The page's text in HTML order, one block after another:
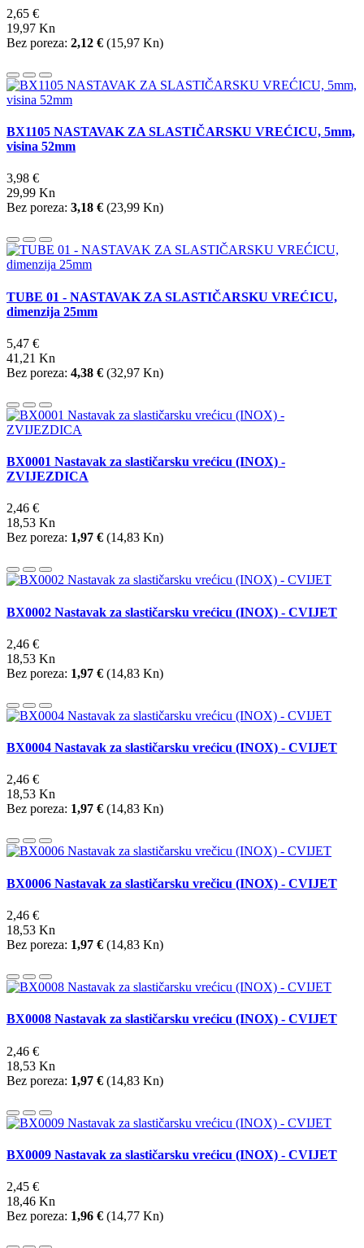
2,65 €
19,97 Kn
Bez poreza: 2,12 € (15,97 Kn)
BX1105 NASTAVAK ZA SLASTIČARSKU VREĆICU, 5mm,
visina 52mm
3,98 €
29,99 Kn
Bez poreza: 3,18 € (23,99 Kn)
TUBE 01 - NASTAVAK ZA SLASTIČARSKU VREĆICU,
dimenzija 25mm
5,47 €
41,21 Kn
Bez poreza: 4,38 € (32,97 Kn)
BX0001 Nastavak za slastičarsku vrećicu (INOX) -
ZVIJEZDICA
2,46 €
18,53 Kn
Bez poreza: 1,97 € (14,83 Kn)
BX0002 Nastavak za slastičarsku vrećicu (INOX) - CVIJET
2,46 €
18,53 Kn
Bez poreza: 1,97 € (14,83 Kn)
BX0004 Nastavak za slastičarsku vrećicu (INOX) - CVIJET
2,46 €
18,53 Kn
Bez poreza: 1,97 € (14,83 Kn)
BX0006 Nastavak za slastičarsku vrečicu (INOX) - CVIJET
2,46 €
18,53 Kn
Bez poreza: 1,97 € (14,83 Kn)
BX0008 Nastavak za slastičarsku vrećicu (INOX) - CVIJET
2,46 €
18,53 Kn
Bez poreza: 1,97 € (14,83 Kn)
BX0009 Nastavak za slastičarsku vrećicu (INOX) - CVIJET
2,45 €
18,46 Kn
Bez poreza: 1,96 € (14,77 Kn)